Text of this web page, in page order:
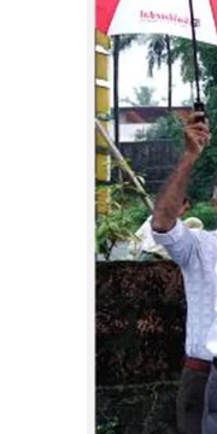
LIFESTYLE
SPIRITUAL